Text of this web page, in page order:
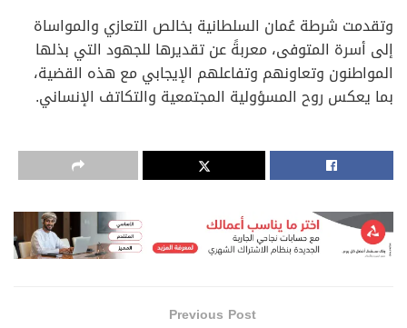
وتقدمت شرطة عُمان السلطانية بخالص التعازي والمواساة
إلى أسرة المتوفى، معربةً عن تقديرها للجهود التي بذلها
المواطنون وتعاونهم وتفاعلهم الإيجابي مع هذه القضية،
بما يعكس روح المسؤولية المجتمعية والتكاتف الإنساني.
Previous Post